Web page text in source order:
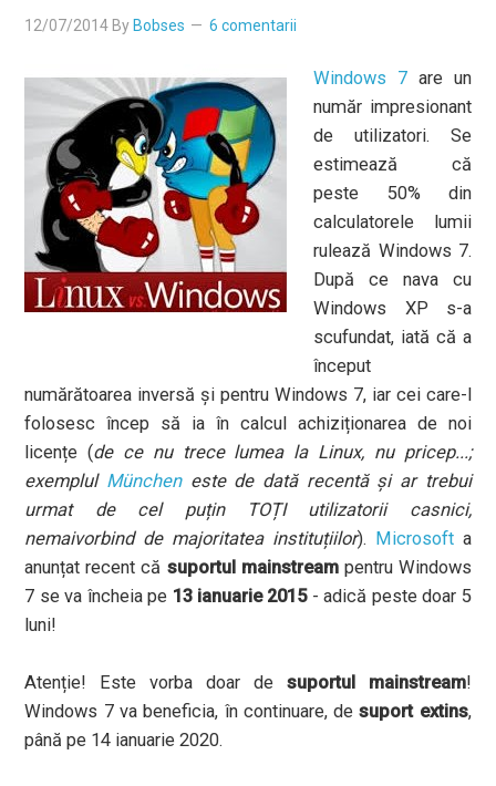
12/07/2014 By Bobses 6 comentarii
Windows 7 are un
număr impresionant
de utilizatori. Se
estimează că
peste 50% din
calculatorele lumii
rulează Windows 7.
După ce nava cu
Windows XP s-a
scufundat, iată că a
început
numărătoarea inversă și pentru Windows 7, iar cei care-l
folosesc încep să ia în calcul achiziționarea de noi
licențe (de ce nu trece lumea la Linux, nu pricep...;
exemplul Müncheneste de dată recentă și ar trebui
urmat de cel puțin TOȚI utilizatorii casnici,
nemaivorbind de majoritatea instituțiilor). Microsofta
anunțat recent că suportul mainstreampentru Windows
7 se va încheia pe 13 ianuarie 2015- adică peste doar 5
luni!
Atenție! Este vorba doar de suportul mainstream!
Windows 7 va beneficia, în continuare, desuport extins,
până pe 14 ianuarie 2020.